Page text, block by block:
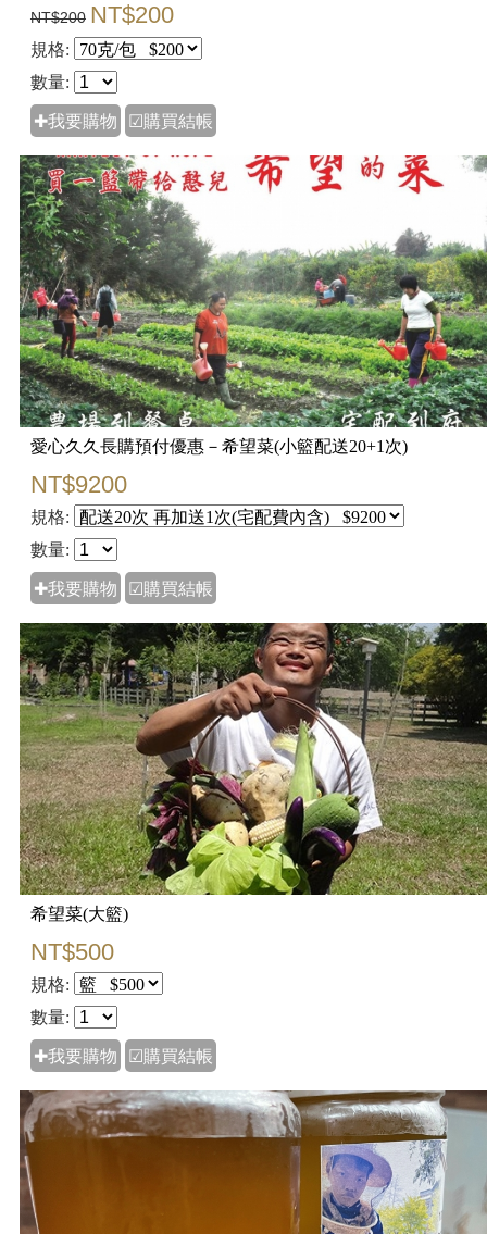
NT$200 NT$200
規格:
數量:
✚我要購物 ☑購買結帳
愛心久久長購預付優惠－希望菜(小籃配送20+1次)
NT$9200
規格:
數量:
✚我要購物 ☑購買結帳
希望菜(大籃)
NT$500
規格:
數量:
✚我要購物 ☑購買結帳